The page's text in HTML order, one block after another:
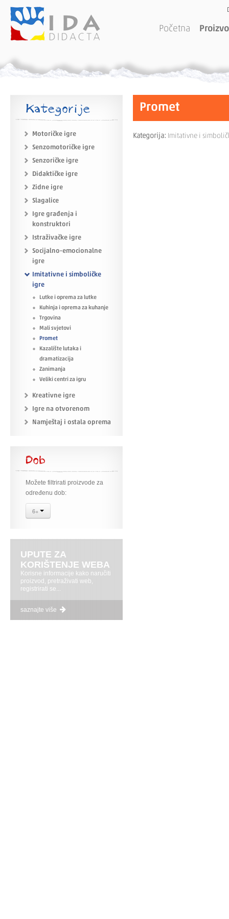
Početna
Kategorije
Motoričke igre
Senzomotoričke igre
Senzoričke igre
Didaktičke igre
Zidne igre
Slagalice
Igre građenja i
konstruktori
Istraživačke igre
Socijalno-emocionalne
igre
Imitativne i simboličke
igre
Lutke i oprema za lutke
Kuhinja i oprema za kuhanje
Trgovina
Mali svjetovi
Promet
Kazalište lutaka i
dramatizacija
Zanimanja
Veliki centri za igru
Kreativne igre
Igre na otvorenom
Namještaj i ostala oprema
Dob
Možete filtrirati proizvode za
određenu dob:
6+
UPUTE ZA
KORIŠTENJE WEBA
Korisne informacije kako naručiti
proizvod, pretraživati web,
registrirati se...
saznajte više
Promet
Kategorija: Imitativne i